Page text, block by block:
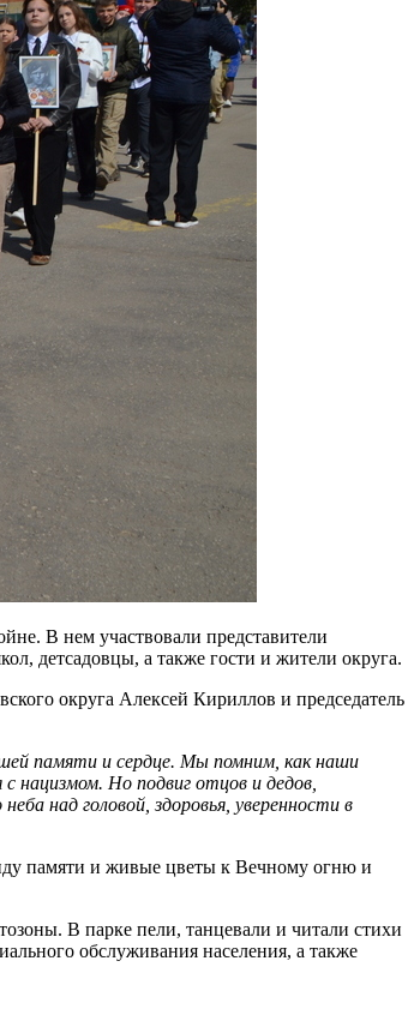
В нем участвовали представители
детсадовцы, а также гости и жители округа.
округа Алексей Кириллов и председатель
памяти и сердце. Мы помним, как наши
нацизмом. Но подвиг отцов и дедов,
над головой, здоровья, уверенности в
памяти и живые цветы к Вечному огню и
В парке пели, танцевали и читали стихи
обслуживания населения, а также